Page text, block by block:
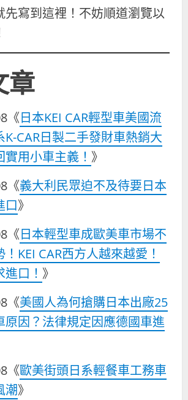
先寫到這裡！不妨順道瀏覽以
章
《日本KEI CAR輕型車美國流
CAR日製二手發財車熱銷大
用小車主義！ 》
《義大利民眾迫不及待要日本
口》
《日本輕型車成歐美車市場不
KEI CAR西方人越來越愛！
口！ 》
《美國人為何搶購日本出廠25
原因？法律規定因應德國車進
《歐美街頭日系輕餐車工務車
潮》